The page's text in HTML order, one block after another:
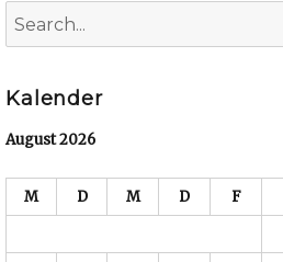
for:
Kalender
August 2026
M D M D F